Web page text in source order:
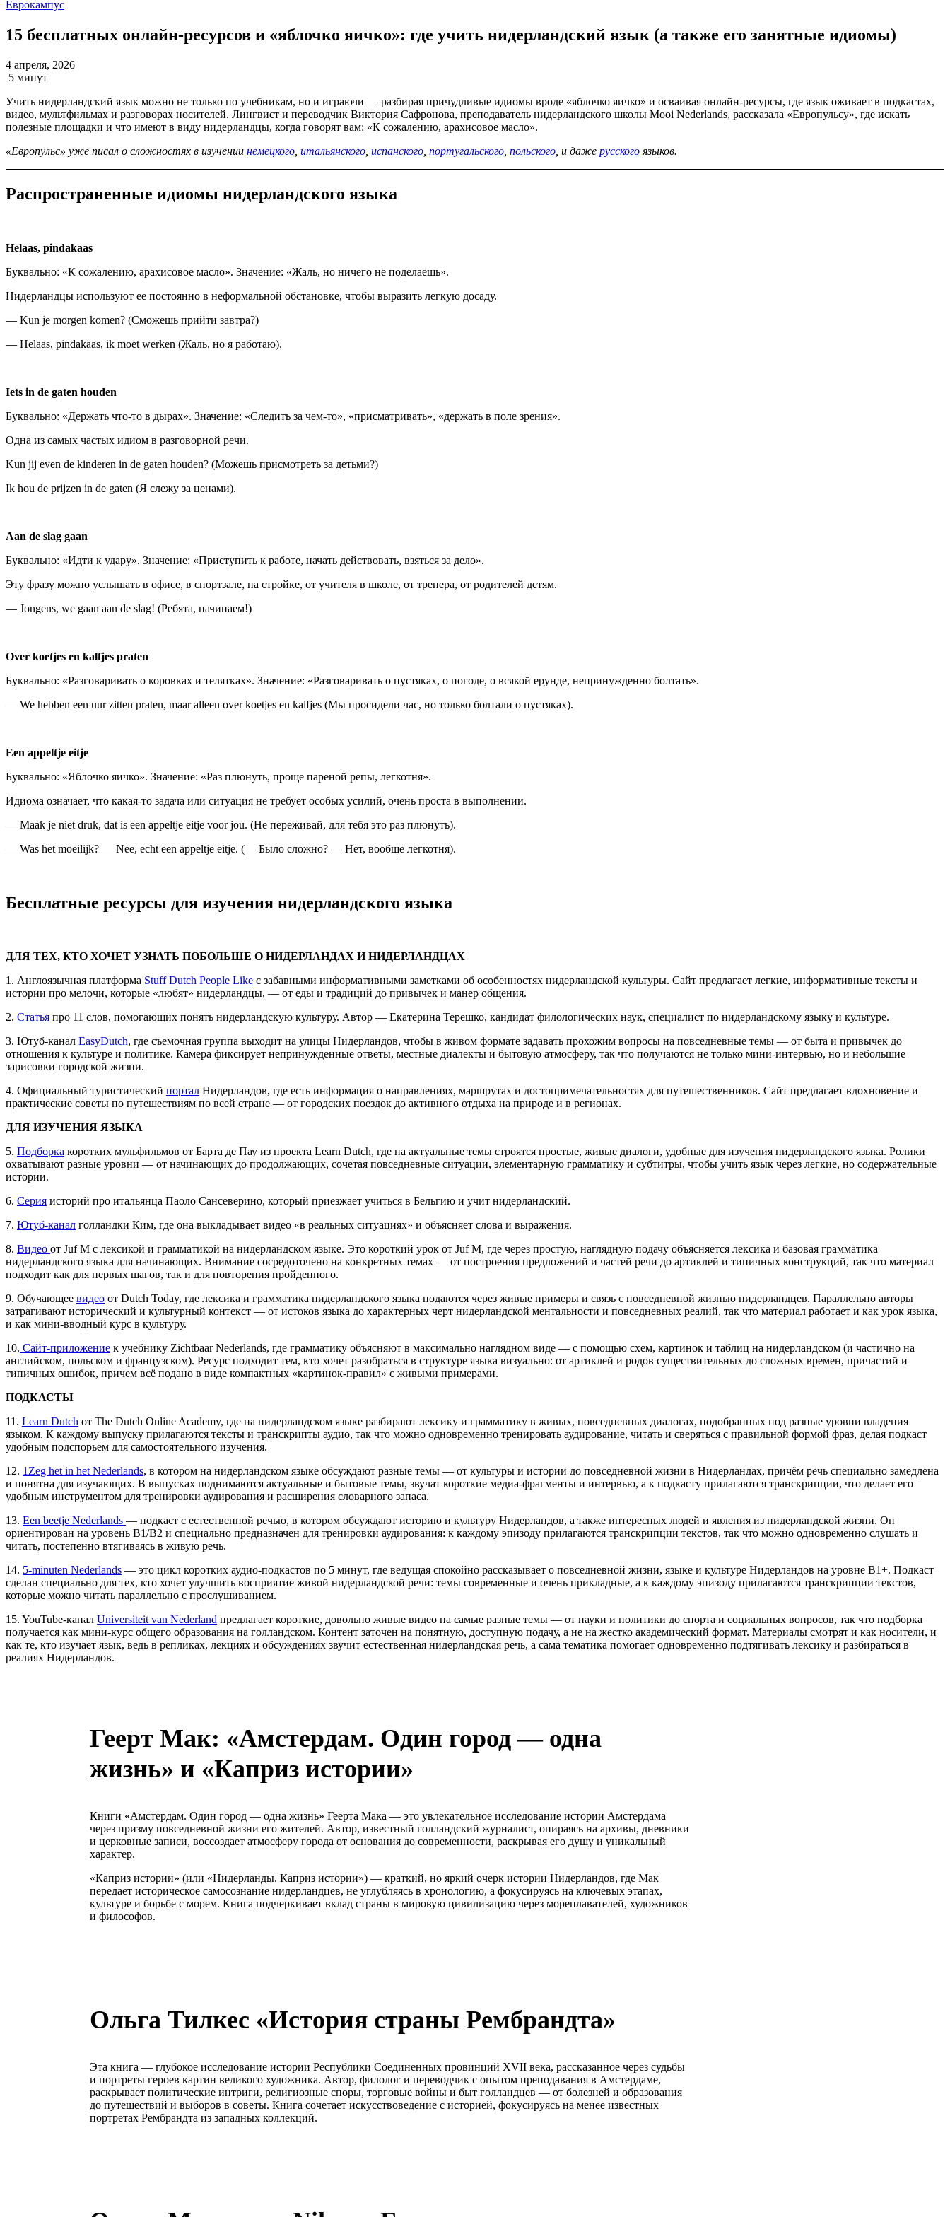
Еврокампус
15 бесплатных онлайн-ресурсов и «яблочко яичко»: где учить нидерландский язык (а также его занятные идиомы)
4 апреля, 2026
5 минут
Учить нидерландский язык можно не только по учебникам, но и играючи — разбирая причудливые идиомы вроде «яблочко яичко» и осваивая онлайн‑ресурсы, где язык оживает в подкастах,
видео, мультфильмах и разговорах носителей. Лингвист и переводчик Виктория Сафронова, преподаватель нидерландского школы Mooi Nederlands, рассказала «Европульсу», где искать
полезные площадки и что имеют в виду нидерландцы, когда говорят вам: «К сожалению, арахисовое масло».
«Европульс» уже писал о сложностях в изучении немецкого итальянского испанского португальского польского , и даже русского языков.
Распространенные идиомы нидерландского языка
Helaas, pindakaas
Буквально: «К сожалению, арахисовое масло». Значение: «Жаль, но ничего не поделаешь».
Нидерландцы используют ее постоянно в неформальной обстановке, чтобы выразить легкую досаду.
— Kun je morgen komen? (Сможешь прийти завтра?)
— Helaas, pindakaas, ik moet werken (Жаль, но я работаю).
Iets in de gaten houden
Буквально: «Держать что-то в дырах». Значение: «Следить за чем-то», «присматривать», «держать в поле зрения».
Одна из самых частых идиом в разговорной речи.
Kun jij even de kinderen in de gaten houden? (Можешь присмотреть за детьми?)
Ik hou de prijzen in de gaten (Я слежу за ценами).
Aan de slag gaan
Буквально: «Идти к удару». Значение: «Приступить к работе, начать действовать, взяться за дело».
Эту фразу можно услышать в офисе, в спортзале, на стройке, от учителя в школе, от тренера, от родителей детям.
— Jongens, we gaan aan de slag! (Ребята, начинаем!)
Over koetjes en kalfjes praten
Буквально: «Разговаривать о коровках и телятках». Значение: «Разговаривать о пустяках, о погоде, о всякой ерунде, непринужденно болтать».
— We hebben een uur zitten praten, maar alleen over koetjes en kalfjes (Мы просидели час, но только болтали о пустяках).
Een appeltje eitje
Буквально: «Яблочко яичко». Значение: «Раз плюнуть, проще пареной репы, легкотня».
Идиома означает, что какая-то задача или ситуация не требует особых усилий, очень проста в выполнении.
— Maak je niet druk, dat is een appeltje eitje voor jou. (Не переживай, для тебя это раз плюнуть).
— Was het moeilijk? — Nee, echt een appeltje eitje. (— Было сложно? — Нет, вообще легкотня).
Бесплатные ресурсы для изучения нидерландского языка
ДЛЯ ТЕХ, КТО ХОЧЕТ УЗНАТЬ ПОБОЛЬШЕ О НИДЕРЛАНДАХ И НИДЕРЛАНДЦАХ
1. Англоязычная платформа Stuff Dutch People Like с забавными информативными заметками об особенностях нидерландской культуры. Сайт предлагает легкие, информативные тексты и
истории про мелочи, которые «любят» нидерландцы, — от еды и традиций до привычек и манер общения.
2. Статья про 11 слов, помогающих понять нидерландскую культуру. Автор — Екатерина Терешко, кандидат филологических наук, специалист по нидерландскому языку и культуре.
3. Ютуб‑канал EasyDutch, где съемочная группа выходит на улицы Нидерландов, чтобы в живом формате задавать прохожим вопросы на повседневные темы — от быта и привычек до
отношения к культуре и политике. Камера фиксирует непринужденные ответы, местные диалекты и бытовую атмосферу, так что получаются не только мини‑интервью, но и небольшие
зарисовки городской жизни.
4. Официальный туристический портал Нидерландов, где есть информация о направлениях, маршрутах и достопримечательностях для путешественников. Сайт предлагает вдохновение и
практические советы по путешествиям по всей стране — от городских поездок до активного отдыха на природе и в регионах.
ДЛЯ ИЗУЧЕНИЯ ЯЗЫКА
5. Подборка коротких мульфильмов от Барта де Пау из проекта Learn Dutch, где на актуальные темы строятся простые, живые диалоги, удобные для изучения нидерландского языка. Ролики
охватывают разные уровни — от начинающих до продолжающих, сочетая повседневные ситуации, элементарную грамматику и субтитры, чтобы учить язык через легкие, но содержательные
истории.
6. Серия историй про итальянца Паоло Сансеверино, который приезжает учиться в Бельгию и учит нидерландский.
7. Ютуб-канал голландки Ким, где она выкладывает видео «в реальных ситуациях» и объясняет слова и выражения.
8. Видео от Juf M с лексикой и грамматикой на нидерландском языке. Это короткий урок от Juf M, где через простую, наглядную подачу объясняется лексика и базовая грамматика
нидерландского языка для начинающих. Внимание сосредоточено на конкретных темах — от построения предложений и частей речи до артиклей и типичных конструкций, так что материал
подходит как для первых шагов, так и для повторения пройденного.
9. Обучающее видео от Dutch Today, где лексика и грамматика нидерландского языка подаются через живые примеры и связь с повседневной жизнью нидерландцев. Параллельно авторы
затрагивают исторический и культурный контекст — от истоков языка до характерных черт нидерландской ментальности и повседневных реалий, так что материал работает и как урок языка,
и как мини‑вводный курс в культуру.
10. Сайт-приложение к учебнику Zichtbaar Nederlands, где грамматику объясняют в максимально наглядном виде — с помощью схем, картинок и таблиц на нидерландском (и частично на
английском, польском и французском). Ресурс подходит тем, кто хочет разобраться в структуре языка визуально: от артиклей и родов существительных до сложных времен, причастий и
типичных ошибок, причем всё подано в виде компактных «картинок‑правил» с живыми примерами.
ПОДКАСТЫ
11. Learn Dutch от The Dutch Online Academy, где на нидерландском языке разбирают лексику и грамматику в живых, повседневных диалогах, подобранных под разные уровни владения
языком. К каждому выпуску прилагаются тексты и транскрипты аудио, так что можно одновременно тренировать аудирование, читать и сверяться с правильной формой фраз, делая подкаст
удобным подспорьем для самостоятельного изучения.
12. 1Zeg het in het Nederlands, в котором на нидерландском языке обсуждают разные темы — от культуры и истории до повседневной жизни в Нидерландах, причём речь специально замедлена
и понятна для изучающих. В выпусках поднимаются актуальные и бытовые темы, звучат короткие медиа‑фрагменты и интервью, а к подкасту прилагаются транскрипции, что делает его
удобным инструментом для тренировки аудирования и расширения словарного запаса.
13. Een beetje Nederlands — подкаст с естественной речью, в котором обсуждают историю и культуру Нидерландов, а также интересных людей и явления из нидерландской жизни. Он
ориентирован на уровень B1/B2 и специально предназначен для тренировки аудирования: к каждому эпизоду прилагаются транскрипции текстов, так что можно одновременно слушать и
читать, постепенно втягиваясь в живую речь.
14. 5‑minuten Nederlands — это цикл коротких аудио‑подкастов по 5 минут, где ведущая спокойно рассказывает о повседневной жизни, языке и культуре Нидерландов на уровне B1+. Подкаст
сделан специально для тех, кто хочет улучшить восприятие живой нидерландской речи: темы современные и очень прикладные, а к каждому эпизоду прилагаются транскрипции текстов,
которые можно читать параллельно с прослушиванием.
15. YouTube‑канал Universiteit van Nederland предлагает короткие, довольно живые видео на самые разные темы — от науки и политики до спорта и социальных вопросов, так что подборка
получается как мини‑курс общего образования на голландском. Контент заточен на понятную, доступную подачу, а не на жестко академический формат. Материалы смотрят и как носители, и
как те, кто изучает язык, ведь в репликах, лекциях и обсуждениях звучит естественная нидерландская речь, а сама тематика помогает одновременно подтягивать лексику и разбираться в
реалиях Нидерландов.
Геерт Мак: «Амстердам. Один город — одна
жизнь» и «Каприз истории»
Книги «Амстердам. Один город — одна жизнь» Геерта Мака — это увлекательное исследование истории Амстердама
через призму повседневной жизни его жителей. Автор, известный голландский журналист, опираясь на архивы, дневники
и церковные записи, воссоздает атмосферу города от основания до современности, раскрывая его душу и уникальный
характер.
«Каприз истории» (или «Нидерланды. Каприз истории») — краткий, но яркий очерк истории Нидерландов, где Мак
передает историческое самосознание нидерландцев, не углубляясь в хронологию, а фокусируясь на ключевых этапах,
культуре и борьбе с морем. Книга подчеркивает вклад страны в мировую цивилизацию через мореплавателей, художников
и философов.
Ольга Тилкес «История страны Рембрандта»
Эта книга — глубокое исследование истории Республики Соединенных провинций XVII века, рассказанное через судьбы
и портреты героев картин великого художника. Автор, филолог и переводчик с опытом преподавания в Амстердаме,
раскрывает политические интриги, религиозные споры, торговые войны и быт голландцев — от болезней и образования
до путешествий и выборов в советы. Книга сочетает искусствоведение с историей, фокусируясь на менее известных
портретах Рембрандта из западных коллекций.